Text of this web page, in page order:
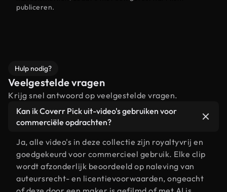
publiceren.
Hulp nodig?
Veelgestelde vragen
Krijg snel antwoord op veelgestelde vragen.
Kan ik Coverr Pick uit-video's gebruiken voor
commerciële opdrachten?
Ja, alle video's in deze collectie zijn royaltyvrij en
goedgekeurd voor commercieel gebruik. Elke clip
wordt afzonderlijk beoordeeld op naleving van
auteursrecht- en licentievoorwaarden, ongeacht